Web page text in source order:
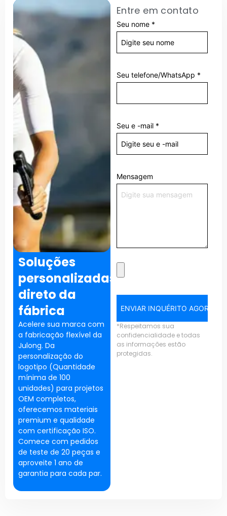
Entre em contato
Seu nome *
Seu telefone/WhatsApp *
Seu e -mail *
Mensagem
ENVIAR INQUÉRITO AGORA
*Respeitamos sua
confidencialidade e todas
as informações estão
protegidas.
Soluções
personalizadas
direto da
fábrica
Acelere sua marca com
a fabricação flexível da
Julong. Da
personalização do
logotipo (Quantidade
mínima de 100
unidades) para projetos
OEM completos,
oferecemos materiais
premium e qualidade
com certificação ISO.
Comece com pedidos
de teste de 20 peças e
aproveite 1 ano de
garantia para cada par.